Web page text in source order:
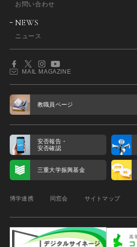
お問い合わせ
NEWS
ニュース
MAIL MAGAZINE
教職員ページ
安否報告・
安否確認
三重大学振興基金
博学連携 同窓会 サイトマップ